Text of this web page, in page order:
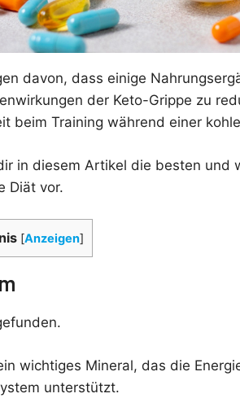
davon, dass einige
der Keto-Grippe zu
beim Training während einer
in diesem Artikel die besten und
Diät vor.
[Anzeigen]
wichtiges Mineral, das die
unterstützt.